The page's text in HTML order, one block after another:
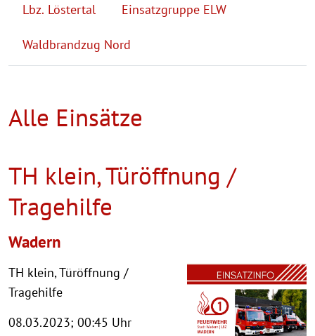
Lbz. Löstertal Einsatzgruppe ELW
Waldbrandzug Nord
Alle Einsätze
TH klein, Türöffnung /
Tragehilfe
Wadern
TH klein, Türöffnung /
Tragehilfe
08.03.2023; 00:45 Uhr